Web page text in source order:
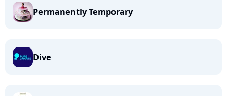
Permanently Temporary
Dive